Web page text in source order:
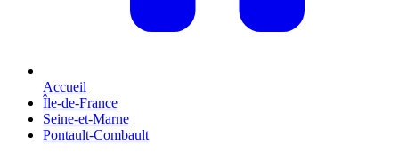
Accueil
Île-de-France
Seine-et-Marne
Pontault-Combault